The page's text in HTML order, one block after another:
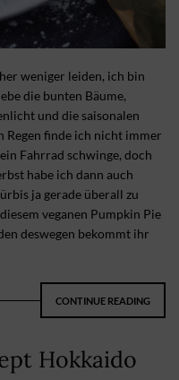
weniger leiden, ich bin
die bunten Bäume,
und die saisonalen
Regen finde ich nicht immer
Fahrrad schwinge, doch
habe ich dann auch
ja gerade überall zu
veganen Pumpkin Pie
deswegen bekommt ihr
CONTINUE READING
Hokkaido